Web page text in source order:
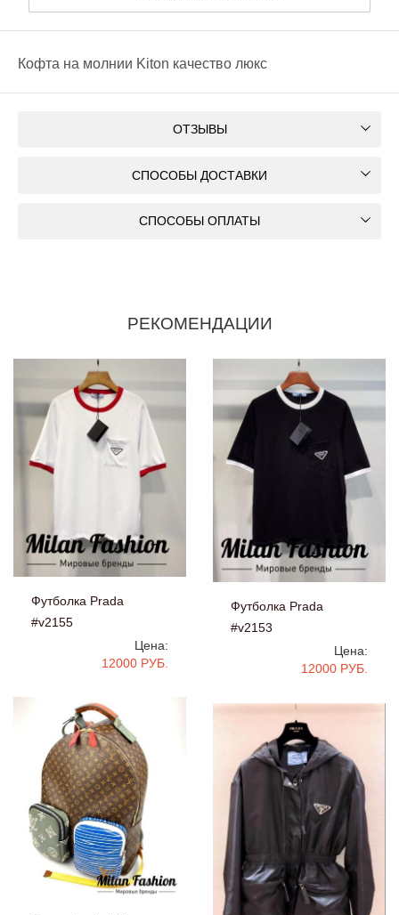
Кофта на молнии Kiton качество люкс
ОТЗЫВЫ
СПОСОБЫ ДОСТАВКИ
СПОСОБЫ ОПЛАТЫ
РЕКОМЕНДАЦИИ
Футболка Prada
#v2155
Цена:
12000 РУБ.
Футболка Prada
#v2153
Цена:
12000 РУБ.